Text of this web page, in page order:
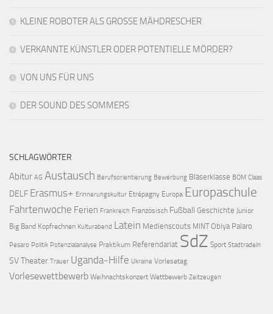
KLEINE ROBOTER ALS GROSSE MÄHDRESCHER
VERKANNTE KÜNSTLER ODER POTENTIELLE MÖRDER?
VON UNS FÜR UNS
DER SOUND DES SOMMERS
SCHLAGWÖRTER
Abitur AG Austausch Berufsorientierung Bewerbung Bläserklasse BOM Claas
DELF Erasmus+ Erinnerungskultur Etrépagny Europa Europaschule
Fahrtenwoche Ferien Frankreich Französisch Fußball Geschichte Junior
Big Band Kopfrechnen Kulturabend Latein Medienscouts MINT Obiya Palaro
Pesaro Politik Potenzialanalyse Praktikum Referendariat SdZ Sport Stadtradeln
SVTheater Trauer Uganda-Hilfe Ukraine Vorlesetag
Vorlesewettbewerb Weihnachtskonzert Wettbewerb Zeitzeugen